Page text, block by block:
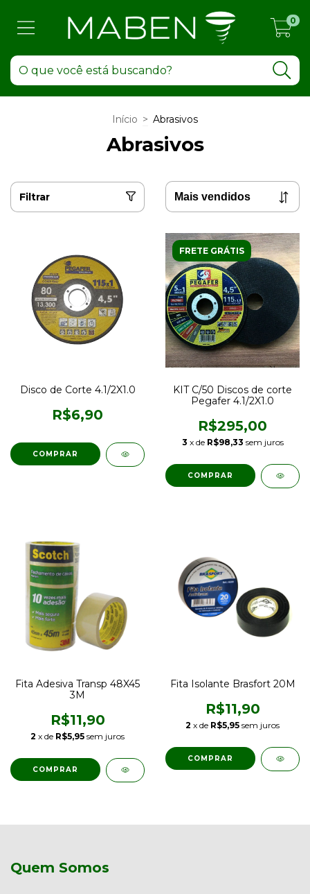
0
Início > Abrasivos
Abrasivos
Filtrar
Disco de Corte 4.1/2X1.0
R$6,90
FRETE GRÁTIS
KIT C/50 Discos de corte
Pegafer 4.1/2X1.0
R$295,00
3 x de R$98,33 sem juros
Fita Adesiva Transp 48X45
3M
R$11,90
2 x de R$5,95 sem juros
Fita Isolante Brasfort 20M
R$11,90
2 x de R$5,95 sem juros
Quem Somos